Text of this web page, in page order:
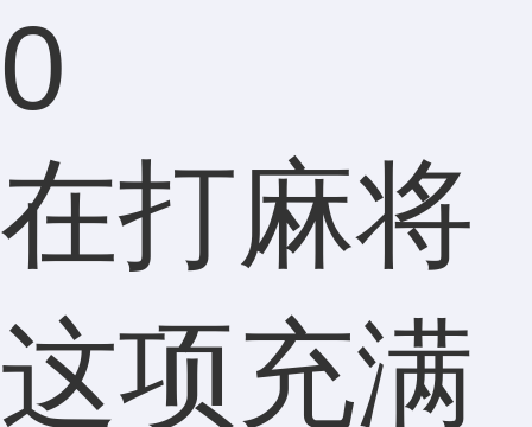
0
在打麻将
这项充满